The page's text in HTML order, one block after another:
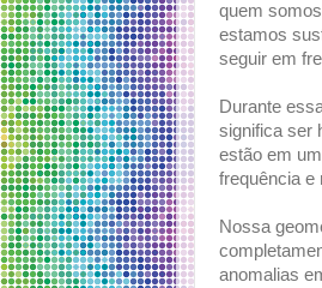
quem
estamos
seguir em
Durante
significa ser
estão em
frequência e
Nossa
anomalias